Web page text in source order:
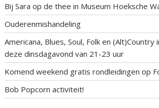
Bij Sara op de thee in Museum Hoeksche
Ouderenmishandeling
Americana, Blues, Soul, Folk en (Alt)Country
deze dinsdagavond van 21-23 uur
Komend weekend gratis rondleidingen op
Bob Popcorn activiteit!